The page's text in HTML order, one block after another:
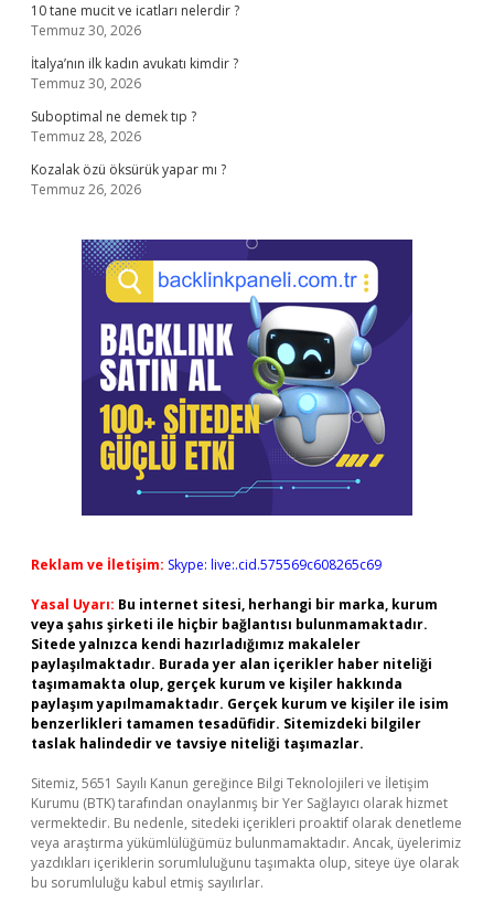
10 tane mucit ve icatları nelerdir ?
Temmuz 30, 2026
İtalya’nın ilk kadın avukatı kimdir ?
Temmuz 30, 2026
Suboptimal ne demek tıp ?
Temmuz 28, 2026
Kozalak özü öksürük yapar mı ?
Temmuz 26, 2026
Reklam ve İletişim: Skype: live:.cid.575569c608265c69
Yasal Uyarı: Bu internet sitesi, herhangi bir marka, kurum
veya şahıs şirketi ile hiçbir bağlantısı bulunmamaktadır.
Sitede yalnızca kendi hazırladığımız makaleler
paylaşılmaktadır. Burada yer alan içerikler haber niteliği
taşımamakta olup, gerçek kurum ve kişiler hakkında
paylaşım yapılmamaktadır. Gerçek kurum ve kişiler ile isim
benzerlikleri tamamen tesadüfidir. Sitemizdeki bilgiler
taslak halindedir ve tavsiye niteliği taşımazlar.
Sitemiz, 5651 Sayılı Kanun gereğince Bilgi Teknolojileri ve İletişim
Kurumu (BTK) tarafından onaylanmış bir Yer Sağlayıcı olarak hizmet
vermektedir. Bu nedenle, sitedeki içerikleri proaktif olarak denetleme
veya araştırma yükümlülüğümüz bulunmamaktadır. Ancak, üyelerimiz
yazdıkları içeriklerin sorumluluğunu taşımakta olup, siteye üye olarak
bu sorumluluğu kabul etmiş sayılırlar.